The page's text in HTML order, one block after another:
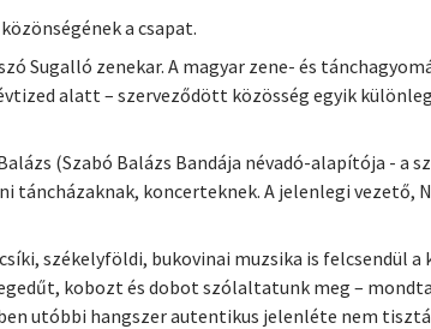
a csapat.
Sugalló zenekar. A magyar zene- és
alatt – szerveződött közösség egyik
(Szabó Balázs Bandája névadó-alapítója - a
táncházaknak, koncerteknek. A jelenlegi vezető,
székelyföldi, bukovinai muzsika is felcsendül
kobozt és dobot szólaltatunk meg –
utóbbi hangszer autentikus jelenléte nem